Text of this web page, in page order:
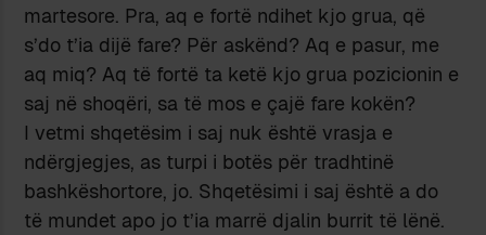
martesore. Pra, aq e fortë ndihet kjo grua, që
s’do t’ia dijë fare? Për askënd? Aq e pasur, me
aq miq? Aq të fortë ta ketë kjo grua pozicionin e
saj në shoqëri, sa të mos e çajë fare kokën?
I vetmi shqetësim i saj nuk është vrasja e
ndërgjegjes, as turpi i botës për tradhtinë
bashkëshortore, jo. Shqetësimi i saj është a do
të mundet apo jo t’ia marrë djalin burrit të lënë.